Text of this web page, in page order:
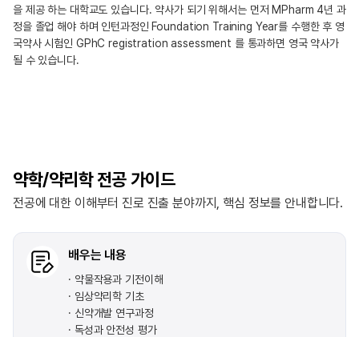
을 제공 하는 대학교도 있습니다. 약사가 되기 위해서는 먼저 MPharm 4년 과
정을 졸업 해야 하며 인턴과정인 Foundation Training Year를 수행한 후 영
국약사 시험인 GPhC registration assessment 를 통과하면 영국 약사가
될 수 있습니다.
약학/약리학 전공 가이드
전공에 대한 이해부터 진로 진출 분야까지, 핵심 정보를 안내합니다.
배우는 내용
약물작용과 기전이해
임상약리학 기초
신약개발 연구과정
독성과 안전성 평가